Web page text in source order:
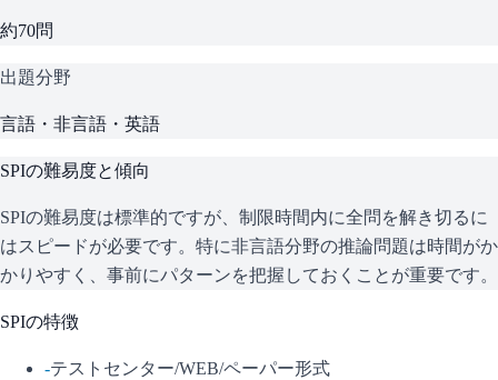
約70問
出題分野
言語・非言語・英語
SPIの難易度と傾向
SPIの難易度は標準的ですが、制限時間内に全問を解き切るに
はスピードが必要です。特に非言語分野の推論問題は時間がか
かりやすく、事前にパターンを把握しておくことが重要です。
SPIの特徴
-テストセンター/WEB/ペーパー形式